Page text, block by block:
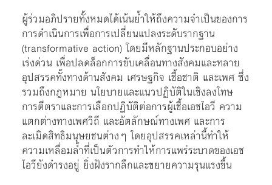
ผู้ร่วมอภิปรายทั้งหมดได้เน้นย้ำให้ถึงความจำเป็นของการ
การดำเนินการเพื่อการเปลี่ยนแปลงระดับรากฐาน
(transformative action) โดยมีหลักฐานประกอบอย่าง
เร่งด่วน เพื่อปลดล็อกการขับเคลื่อนทางสังคมและทลาย
อุปสรรคทั้งทางด้านสังคม เศรษฐกิจ เชื้อชาติ และเพศ ซึ่ง
รวมถึงกฎหมาย นโยบายและแนวปฏิบัติในเชิงลงโทษ
การตีตราและการเลือกปฏิบัติต่อการผู้เชื้อเอชไอวี ความ
แตกต่างทางเพศวิถี และอัตลักษณ์ทางเพศ และการ
ละเมิดสิทธิมนุษยชนต่างๆ โดยอุปสรรคเหล่านี้ทำให้
ความเหลื่อมล้ำที่เป็นตัวการทำให้การแพร่ระบาดของเอช
ไอวียังดำรงอยู่ ยิ่งฝังรากลึกและขยายความรุนแรงขึ้น